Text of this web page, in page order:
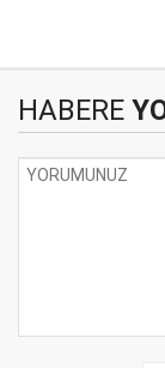
HABERE